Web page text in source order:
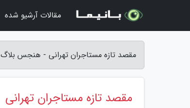
مقصد تازه مستاجران تهرانی - هنجس بلاگ
مقصد تازه مستاجران تهرانی
مقالات آرشیو شده